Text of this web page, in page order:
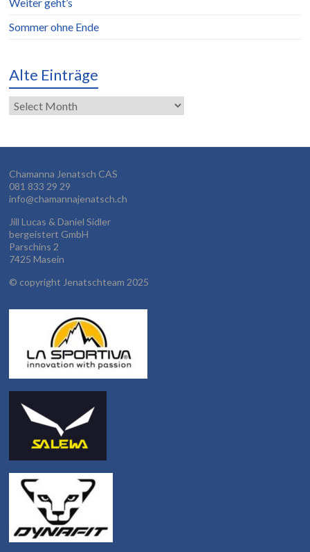
Sommer ohne Ende
Alte Einträge
Alte
Einträge
Chamanna Jenatsch CAS
081 833 29 29
info@chamannajenatsch.ch
Jill Lucas & Daniel Sidler
bergeistert GmbH
Parschins 2
7425 Masein
© copyright Jenatschteam 2025